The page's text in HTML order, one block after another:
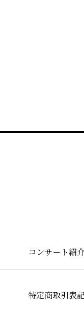
コンサート紹
特定商取引表